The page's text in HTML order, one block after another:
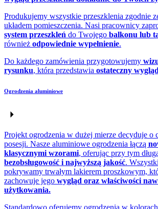
Produkujemy wszystkie przeszklenia zgodnie
układem pomieszczenia. Nasi pracownicy
system przeszkleń do Twojego balkonu lub
również odpowiednie wypełnienie.
Do każdego zamówienia przygotowujemy
rysunku, która przedstawia ostateczny
Ogrodzenia aluminiowe
Projekt ogrodzenia w dużej mierze decyduje o
posesji. Nasze aluminiowe ogrodzenia łączą
klasycznymi wzorami, oferując przy tym
bezobsługowość i najwyższą jakość.
pokrywamy trwałym lakierem proszkowym,
zachowuje jego wygląd oraz właściwości
użytkowania.